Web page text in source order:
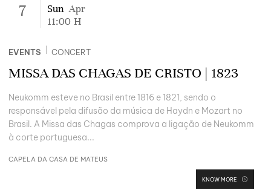
7 Sun Apr
11:00 H
EVENTS CONCERT
MISSA DAS CHAGAS DE CRISTO | 1823
Neukomm esteve no Brasil entre 1816 e 1821, sendo o
responsável pela difusão da música de Haydn e Mozart no
Brasil. A Missa das Chagas comprova a ligação de Neukomm
à corte portuguesa...
CAPELA DA CASA DE MATEUS
KNOW MORE